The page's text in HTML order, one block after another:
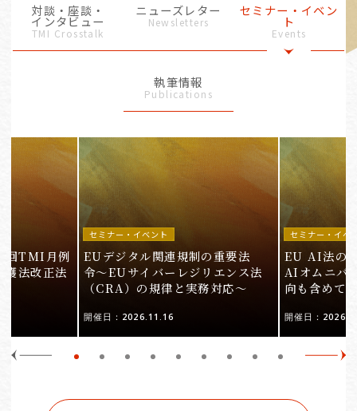
対談・座談・
インタビュー
TMI Crosstalk
ニューズレター
Newsletters
セミナー・イベン
ト
Events
執筆情報
Publications
回TMI月例
護法改正法
セミナー・イベント
EUデジタル関連規制の重要法
令〜EUサイバーレジリエンス法
（CRA）の規律と実務対応〜
開催日：2026.11.16
セミナー・イベ
EU AI法の
AIオムニバ
向も含めて
開催日：